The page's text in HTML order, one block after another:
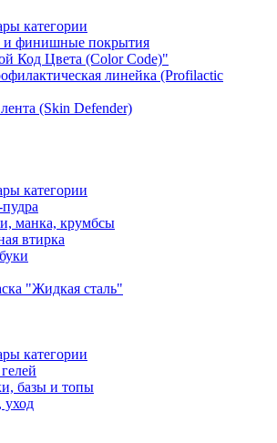
категории
и финишные покрытия
Код Цвета (Color Code)"
линейка (Profilactic
(Skin Defender)
категории
манка, крумбсы
втирка
"Жидкая сталь"
категории
базы и топы